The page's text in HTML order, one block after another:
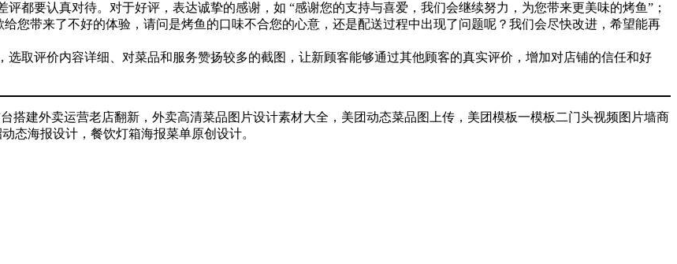
都要认真对待。对于好评，表达诚挚的感谢，如 “感谢您的支持与喜爱，我们会继续努力，为您带来更美味的烤鱼”；
您带来了不好的体验，请问是烤鱼的口味不合您的心意，还是配送过程中出现了问题呢？我们会尽快改进，希望能再
选取评价内容详细、对菜品和服务赞扬较多的截图，让新顾客能够通过其他顾客的真实评价，增加对店铺的信任和好
搭建外卖运营老店翻新，外卖高清菜品图片设计素材大全，美团动态菜品图上传，美团模板一模板二门头视频图片墙商
态海报设计，餐饮灯箱海报菜单原创设计。